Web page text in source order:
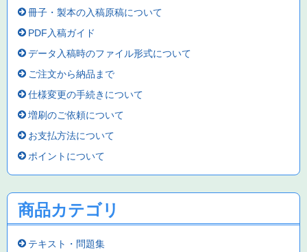
冊子・製本の入稿原稿について
PDF入稿ガイド
データ入稿時のファイル形式について
ご注文から納品まで
仕様変更の手続きについて
増刷のご依頼について
お支払方法について
ポイントについて
商品カテゴリ
テキスト・問題集